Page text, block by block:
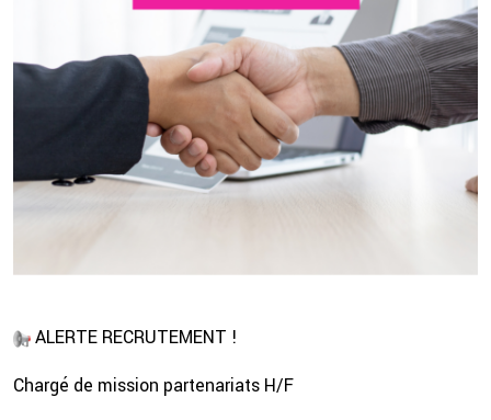
💦
ALERTE RECRUTEMENT !
Chargé de mission partenariats H/F